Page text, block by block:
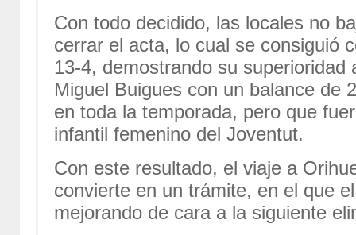
Con todo decidido, las locales no
cerrar el acta, lo cual se consiguió
13-4, demostrando su superioridad
Miguel Buigues con un balance de
en toda la temporada, pero que
infantil femenino del Joventut.
Con este resultado, el viaje a
convierte en un trámite, en el que
mejorando de cara a la siguiente